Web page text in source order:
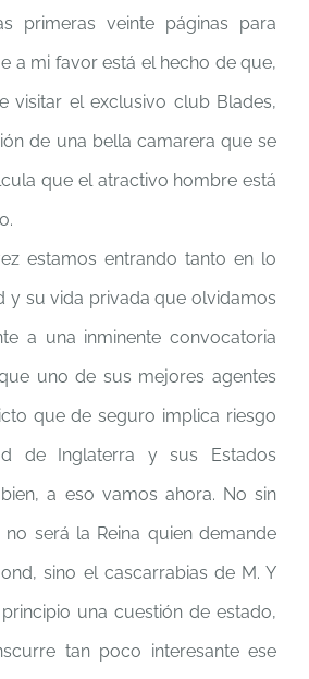
primeras veinte páginas para
a mi favor está el hecho de que,
visitar el exclusivo club Blades,
de una bella camarera que se
que el atractivo hombre está
estamos entrando tanto en lo
y su vida privada que olvidamos
a una inminente convocatoria
uno de sus mejores agentes
que de seguro implica riesgo
de Inglaterra y sus Estados
a eso vamos ahora. No sin
será la Reina quien demande
sino el cascarrabias de M. Y
una cuestión de estado,
tan poco interesante ese